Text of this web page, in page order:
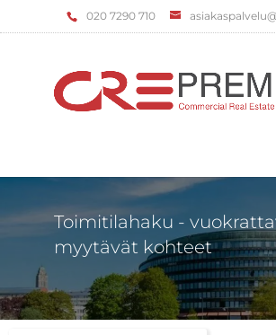
‌020 7290 710
Toimitilahaku -
myytävät kohteet